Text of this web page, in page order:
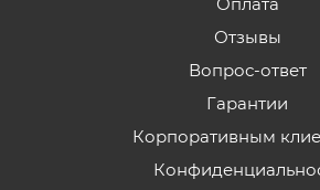
Отзывы
Вопрос-ответ
Гарантии
Корпоративным